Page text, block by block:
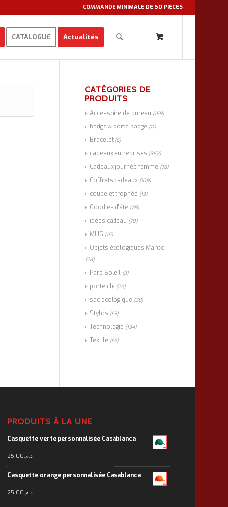
COMMANDE MINIMALE DE 50 PIÈCES
CATALOGUE Actualités
CATÉGORIES DE
PRODUITS
Accessoire de bureau (169)
badge & porte badge (11)
Bracelet (6)
cadeaux entreprises (362)
Cadeaux journée femme (78)
Coffrets cadeaux (109)
coupe et trophée (13)
Goodies d'été (29)
idées cadeau (70)
MUG (15)
Objets écologiques Maroc
(28)
Pare Soleil (3)
porte clé (24)
sac écologique (38)
Stylos (59)
Technologie (134)
Textile (54)
PRODUITS À LA UNE
Casquette verte personnalisée Casablanca
د.م.25.00
Casquette orange personnalisée Casablanca
د.م.25.00